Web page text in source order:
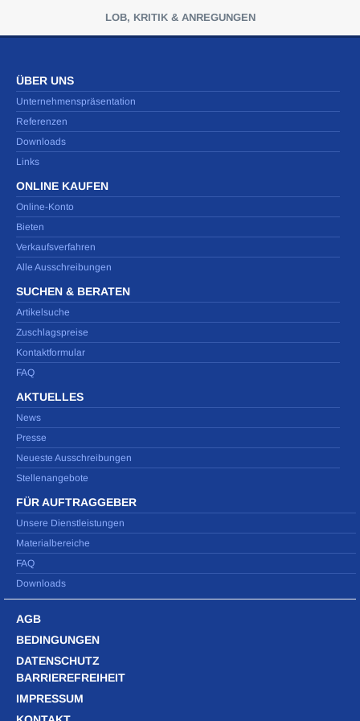
LOB, KRITIK & ANREGUNGEN
ÜBER UNS
Unternehmenspräsentation
Referenzen
Downloads
Links
ONLINE KAUFEN
Online-Konto
Bieten
Verkaufsverfahren
Alle Ausschreibungen
SUCHEN & BERATEN
Artikelsuche
Zuschlagspreise
Kontaktformular
FAQ
AKTUELLES
News
Presse
Neueste Ausschreibungen
Stellenangebote
FÜR AUFTRAGGEBER
Unsere Dienstleistungen
Materialbereiche
FAQ
Downloads
AGB
BEDINGUNGEN
DATENSCHUTZ
BARRIEREFREIHEIT
IMPRESSUM